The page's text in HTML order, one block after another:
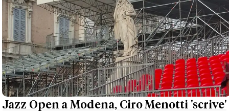
Jazz Open a Modena, Ciro Menotti 'scrive'